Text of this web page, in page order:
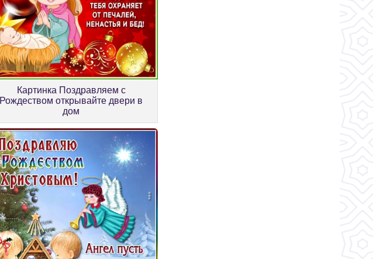
Картинка Поздравляем с
Рождеством открывайте двери в
дом